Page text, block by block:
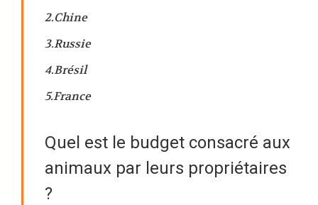
2.Chine
3.Russie
4.Brésil
5.France
Quel est le budget consacré aux
animaux par leurs propriétaires
?